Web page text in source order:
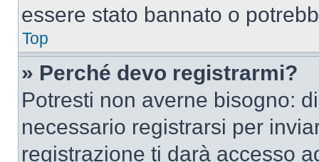
essere stato bannato o
Top
» Perché devo registrarmi?
Potresti non averne bisogno:
necessario registrarsi per
registrazione ti darà accesso